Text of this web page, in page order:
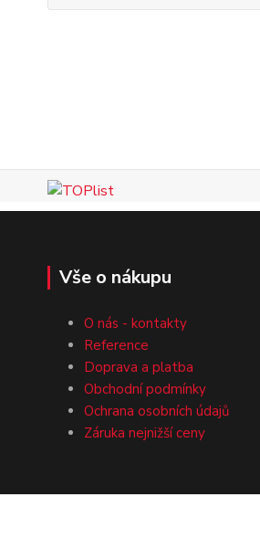
Vše o nákupu
O nás - kontakty
Reference
Doprava a platba
Obchodní podmínky
Ochrana osobních údajů
Záruka nejnižší ceny